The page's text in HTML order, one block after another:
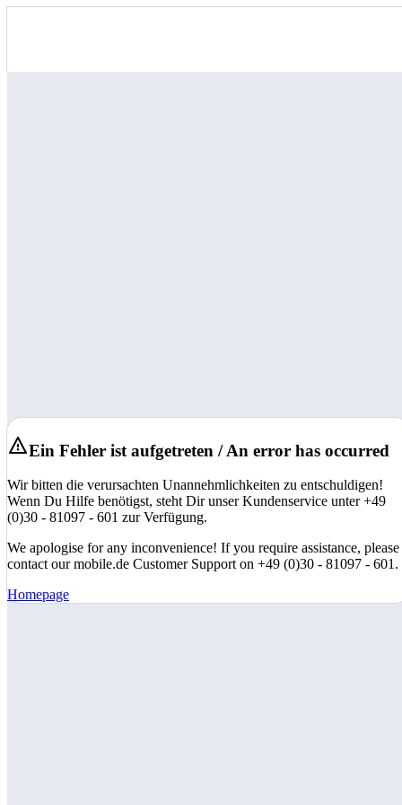
Ein Fehler ist aufgetreten / An error has occurred
Wir bitten die verursachten Unannehmlichkeiten zu entschuldigen!
Wenn Du Hilfe benötigst, steht Dir unser Kundenservice unter +49
(0)30 - 81097 - 601 zur Verfügung.
We apologise for any inconvenience! If you require assistance, please
contact our mobile.de Customer Support on +49 (0)30 - 81097 - 601.
Homepage